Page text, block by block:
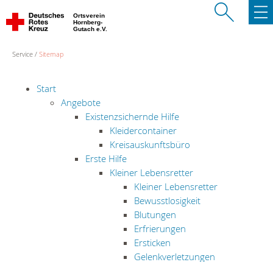
Ortsverein
Hornberg-
Gutach e.V.
Service Sitemap
Start
Angebote
Existenzsichernde Hilfe
Kleidercontainer
Kreisauskunftsbüro
Erste Hilfe
Kleiner Lebensretter
Kleiner Lebensretter
Bewusstlosigkeit
Blutungen
Erfrierungen
Ersticken
Gelenkverletzungen